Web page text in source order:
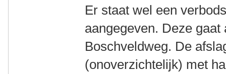
Er staat wel een
aangegeven. Deze
Boschveldweg. De
(onoverzichtelijk) met